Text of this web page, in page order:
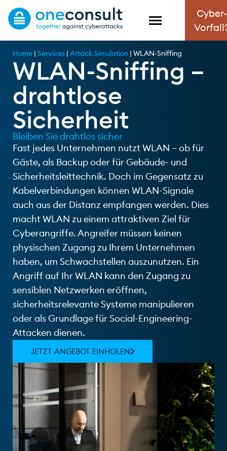
Cyber-
Home | Services | Attack Simulation | WLAN-Sniffing
WLAN-Sniffing –
drahtlose
Sicherheit
Bleiben Sie drahtlos sicher
Fast jedes Unternehmen nutzt WLAN – ob für
Gäste, als Backup oder für Gebäude- und
Sicherheitsleittechnik. Doch im Gegensatz zu
Kabelverbindungen können WLAN-Signale
auch aus der Distanz empfangen werden. Dies
macht WLAN zu einem attraktiven Ziel für
Cyberangriffe. Angreifer müssen keinen
physischen Zugang zu Ihrem Unternehmen
haben, um Schwachstellen auszunutzen. Ein
Angriff auf Ihr WLAN kann den Zugang zu
sensiblen Netzwerken eröffnen,
sicherheitsrelevante Systeme manipulieren
oder als Grundlage für Social-Engineering-
Attacken dienen.
JETZT ANGEBOT EINHOLEN